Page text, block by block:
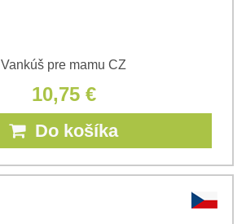
Vankúš pre mamu CZ
10,75 €
Do košíka